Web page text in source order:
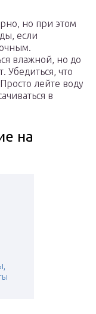
но при этом
если
влажной, но до
Убедиться, что
лейте воду
в
на